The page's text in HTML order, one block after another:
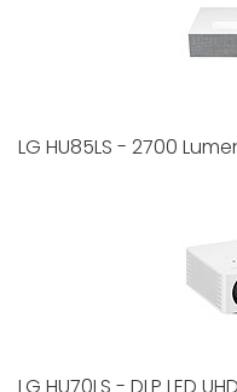
LG HU85LS - 2700